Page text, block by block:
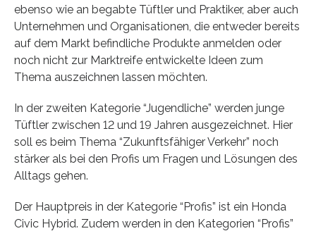
ebenso wie an begabte Tüftler und Praktiker, aber auch
Unternehmen und Organisationen, die entweder bereits
auf dem Markt befindliche Produkte anmelden oder
noch nicht zur Marktreife entwickelte Ideen zum
Thema auszeichnen lassen möchten.
In der zweiten Kategorie “Jugendliche” werden junge
Tüftler zwischen 12 und 19 Jahren ausgezeichnet. Hier
soll es beim Thema “Zukunftsfähiger Verkehr” noch
stärker als bei den Profis um Fragen und Lösungen des
Alltags gehen.
Der Hauptpreis in der Kategorie “Profis” ist ein Honda
Civic Hybrid. Zudem werden in den Kategorien “Profis”